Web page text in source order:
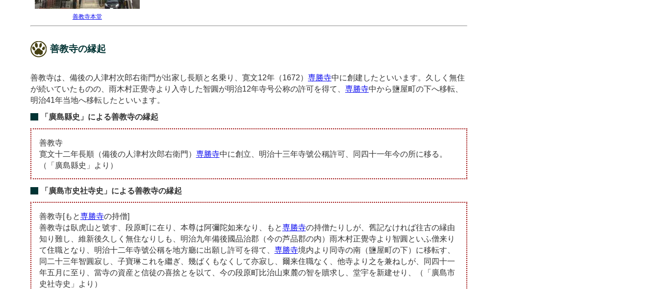
善教寺本堂
善教寺の縁起
善教寺は、備後の人津村次郎右衛門が出家し長順と名乗り、寛文12年（1672） 専勝寺中に創建したといいます。久しく無住
が続いていたものの、雨木村正覺寺より入寺した智圓が明治12年寺号公称の許可を得て、 専勝寺中から鹽屋町の下へ移転、
明治41年当地へ移転したといいます。
「廣島縣史」による善教寺の縁起
善教寺
寛文十二年長順（備後の人津村次郎右衛門） 専勝寺中に創立、明治十三年寺號公稱許可、同四十一年今の所に移る。
（「廣島縣史」より）
「廣島市史社寺史」による善教寺の縁起
善教寺[もと専勝寺の持僧]
善教寺は臥虎山と號す、段原町に在り、本尊は阿彌陀如来なり、もと専勝寺の持僧たりしが、舊記なければ往古の縁由
知り難し、維新後久しく無住なりしも、明治九年備後國品治郡（今の芦品郡の内）雨木村正覺寺より智圓といふ僧来り
て住職となり、明治十二年寺號公稱を地方廳に出願し許可を得て、 専勝寺境内より同寺の南（鹽屋町の下）に移転す、
同二十三年智圓寂し、子寶琳これを繼ぎ、幾ばくもなくして亦寂し、爾来住職なく、他寺より之を兼ねしが、同四十一
年五月に至り、當寺の資産と信徒の喜捨とを以て、今の段原町比治山東麓の智を贖求し、堂宇を新建せり、（「廣島市
史社寺史」より）